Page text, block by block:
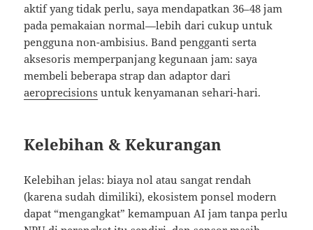
aktif yang tidak perlu, saya mendapatkan 36–48 jam
pada pemakaian normal—lebih dari cukup untuk
pengguna non-ambisius. Band pengganti serta
aksesoris memperpanjang kegunaan jam: saya
membeli beberapa strap dan adaptor dari
aeroprecisions untuk kenyamanan sehari-hari.
Kelebihan & Kekurangan
Kelebihan jelas: biaya nol atau sangat rendah
(karena sudah dimiliki), ekosistem ponsel modern
dapat “mengangkat” kemampuan AI jam tanpa perlu